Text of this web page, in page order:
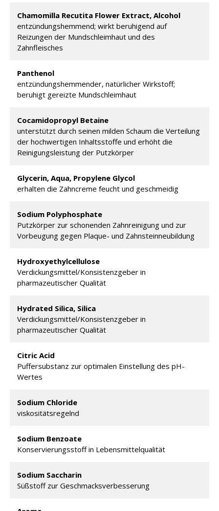
Chamomilla Recutita Flower Extract, Alcohol
entzündungshemmend; wirkt beruhigend auf
Reizungen der Mundschleimhaut und des
Zahnfleisches
Panthenol
entzündungshemmender, natürlicher Wirkstoff;
beruhigt gereizte Mundschleimhaut
Cocamidopropyl Betaine
unterstützt durch seinen milden Schaum die Verteilung
der hochwertigen Inhaltsstoffe und erhöht die
Reinigungsleistung der Putzkörper
Glycerin, Aqua, Propylene Glycol
erhalten die Zahncreme feucht und geschmeidig
Sodium Polyphosphate
Putzkörper zur schonenden Zahnreinigung und zur
Vorbeugung gegen Plaque- und Zahnsteinneubildung
Hydroxyethylcellulose
Verdickungsmittel/Konsistenzgeber in
pharmazeutischer Qualität
Hydrated Silica, Silica
Verdickungsmittel/Konsistenzgeber in
pharmazeutischer Qualität
Citric Acid
Puffersubstanz zur optimalen Einstellung des pH-
Wertes
Sodium Chloride
viskositätsregelnd
Sodium Benzoate
Konservierungsstoff in Lebensmittelqualität
Sodium Saccharin
Süßstoff zur Geschmacksverbesserung